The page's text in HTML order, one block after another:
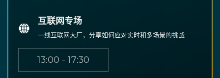
互联网专场
一线互联网大厂，分享如何应对实时和多场景的挑战
13:00 - 17:30